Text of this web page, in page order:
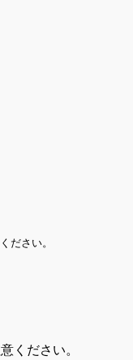
ださい。
ください。